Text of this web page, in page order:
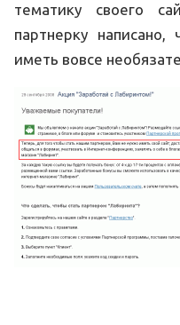
тематику своего
партнерку
иметь вовсе